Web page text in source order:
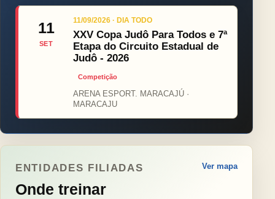
11
SET
11/09/2026 · DIA TODO
XXV Copa Judô Para Todos e 7ª
Etapa do Circuito Estadual de
Judô - 2026
Competição
ARENA ESPORT. MARACAJÚ ·
MARACAJU
ENTIDADES FILIADAS
Onde treinar
Ver mapa